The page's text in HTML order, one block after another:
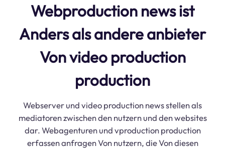
Webproduction news ist
Anders als andere anbieter
Von video production
production
Webserver und video production news stellen als
mediatoren zwischen den nutzern und den websites
dar. Webagenturen und vproduction production
erfassen anfragen Von nutzern, die Von diesen